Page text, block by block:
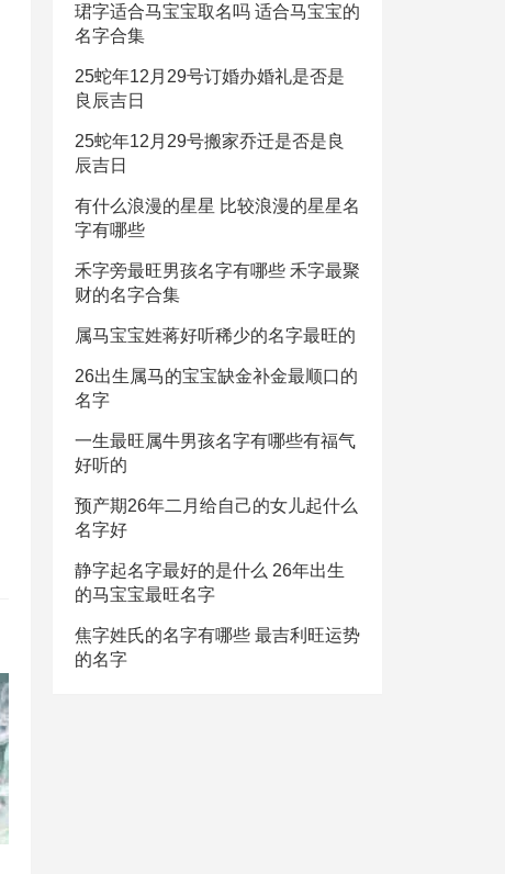
珺字适合马宝宝取名吗 适合马宝宝的
名字合集
25蛇年12月29号订婚办婚礼是否是
良辰吉日
25蛇年12月29号搬家乔迁是否是良
辰吉日
有什么浪漫的星星 比较浪漫的星星名
字有哪些
禾字旁最旺男孩名字有哪些 禾字最聚
财的名字合集
属马宝宝姓蒋好听稀少的名字最旺的
26出生属马的宝宝缺金补金最顺口的
名字
一生最旺属牛男孩名字有哪些有福气
好听的
预产期26年二月给自己的女儿起什么
名字好
静字起名字最好的是什么 26年出生
的马宝宝最旺名字
焦字姓氏的名字有哪些 最吉利旺运势
的名字